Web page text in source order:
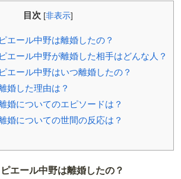
目次 [非表示]
エール中野は離婚したの？
エール中野が離婚した相手はどんな人？
エール中野はいつ離婚したの？
婚した理由は？
婚についてのエピソードは？
婚についての世間の反応は？
エール中野は離婚したの？